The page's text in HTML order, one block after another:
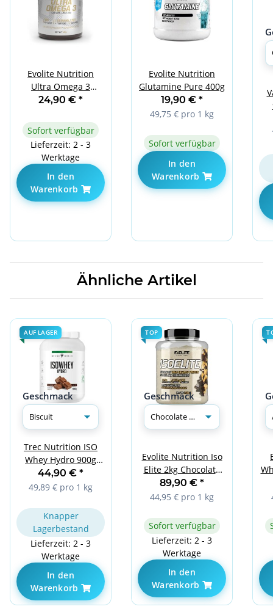
Evolite Nutrition
Ultra Omega 3
500EPA / 250DHA 100
24,90 € *
Sofort verfügbar
Lieferzeit: 2 - 3
Werktage
In den
Warenkorb
Evolite Nutrition
Glutamine Pure 400g
19,90 € *
49,75 € pro 1 kg
Sofort verfügbar
In den
Warenkorb
Ähnliche Artikel
AUF LAGER
Geschmack
Trec Nutrition ISO
Whey Hydro 900g
Biscuit
44,90 € *
49,89 € pro 1 kg
Knapper
Lagerbestand
Lieferzeit: 2 - 3
Werktage
In den
Warenkorb
TOP
Geschmack
Evolite Nutrition Iso
Elite 2kg Chocolate
Peanut
89,90 € *
44,95 € pro 1 kg
Sofort verfügbar
Lieferzeit: 2 - 3
Werktage
In den
Warenkorb